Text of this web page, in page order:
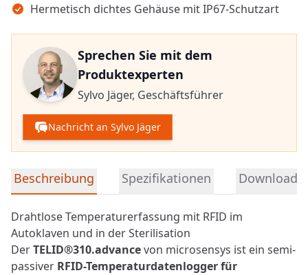
Hermetisch dichtes Gehäuse mit IP67-Schutzart
Sprechen Sie mit dem
Produktexperten
Sylvo Jäger, Geschäftsführer
Nachricht an Sylvo Jäger
Detaillierte Produktinformationen
Beschreibung Spezifikationen Downloads
Drahtlose Temperaturerfassung mit RFID im
Autoklaven und in der Sterilisation
DerTELID®310.advancevon microsensys ist ein semi-
passiver RFID-Temperaturdatenlogger für